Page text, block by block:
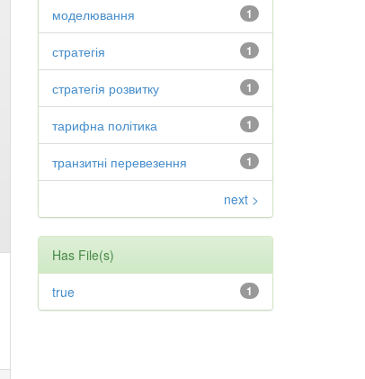
1
моделювання
1
стратегія
1
стратегія розвитку
1
тарифна політика
1
транзитні перевезення
next >
Has File(s)
1
true